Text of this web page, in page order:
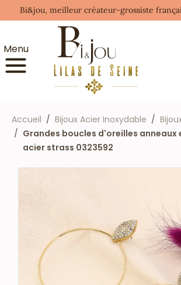
Bi&jou, meilleur créateur-grossiste
Menu
Accueil Bijoux Acier Inoxydable
Grandes boucles d'oreilles anneaux
acier strass 0323592